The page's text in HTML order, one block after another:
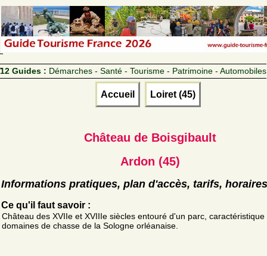
12 Guides : Démarches - Santé - Tourisme - Patrimoine - Automobiles
Accueil Loiret (45)
Château de Boisgibault
Ardon (45)
Informations pratiques, plan d'accès, tarifs, horaires
Ce qu'il faut savoir :
Château des XVIIe et XVIIIe siècles entouré d'un parc, caractéristique
domaines de chasse de la Sologne orléanaise.